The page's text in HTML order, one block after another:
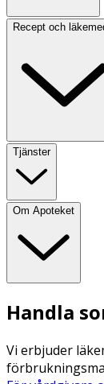
Recept och
Tjänster
Om Apoteket
Handla
Vi erbjuder